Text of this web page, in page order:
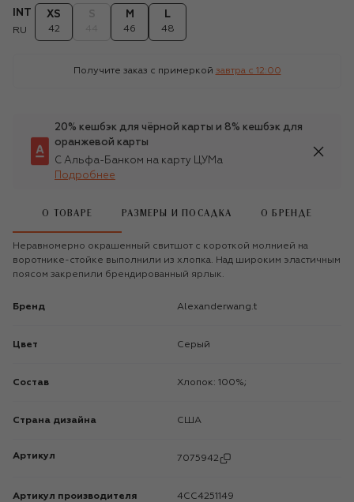
INT
RU
XS
42
M
46
L
48
Получите заказ с примеркой завтра c 12:00
20% кешбэк для чёрной карты и 8% кешбэк для
оранжевой карты
С Альфа-Банком на карту ЦУМа
Подробнее
О ТОВАРЕ РАЗМЕРЫ И ПОСАДКА О БРЕНДЕ
Неравномерно окрашенный свитшот с короткой молнией на
воротнике-стойке выполнили из хлопка. Над широким эластичным
поясом закрепили брендированный ярлык.
Бренд alexanderwang.t
Цвет Серый
Состав Хлопок: 100%;
Страна дизайна США
Артикул 7075942
Артикул производителя 4CC4251149